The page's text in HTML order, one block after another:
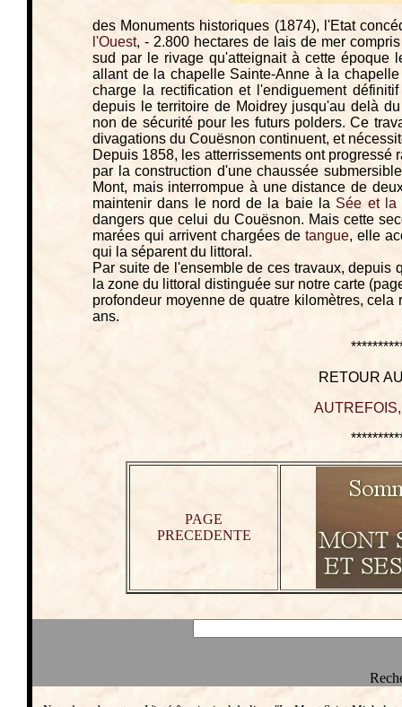
des Monuments historiques (1874), l'Etat
l'Ouest, - 2.800 hectares de lais de mer
sud par le rivage qu'atteignait à cette époque
allant de la chapelle Sainte-Anne à la
charge la rectification et l'endiguement
depuis le territoire de Moidrey jusqu'au delà
non de sécurité pour les futurs polders. Ce
divagations du Couësnon continuent, et
Depuis 1858, les atterrissements ont
par la construction d'une chaussée
Mont, mais interrompue à une distance de
maintenir dans le nord de la baie la Sée et la
dangers que celui du Couësnon. Mais cette
marées qui arrivent chargées de tangue, elle
qui la séparent du littoral.
Par suite de l'ensemble de ces travaux, depuis
la zone du littoral distinguée sur notre carte
profondeur moyenne de quatre kilomètres,
ans.
RETOUR
PAGE
PRECEDENTE